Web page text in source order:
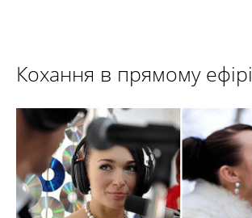
Кохання в прямому ефірі